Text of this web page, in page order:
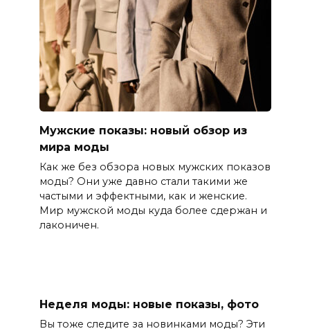
Мужские показы: новый обзор из
мира моды
Как же без обзора новых мужских показов
моды? Они уже давно стали такими же
частыми и эффектными, как и женские.
Мир мужской моды куда более сдержан и
лаконичен.
Неделя моды: новые показы, фото
Вы тоже следите за новинками моды? Эти